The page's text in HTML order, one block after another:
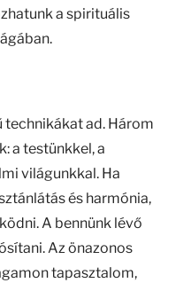
a spirituális
technikákat ad. Három
a testünkkel, a
világunkkal. Ha
és harmónia,
A bennünk lévő
Az önazonos
tapasztalom,